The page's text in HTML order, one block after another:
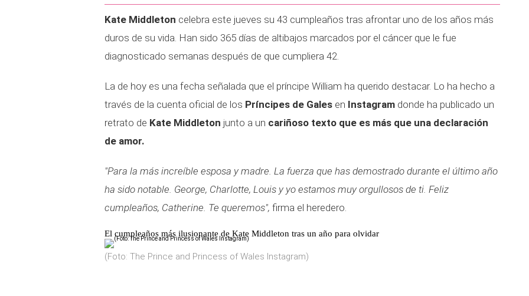
Kate Middleton celebra este jueves su 43 cumpleaños tras afrontar uno de los años más
duros de su vida. Han sido 365 días de altibajos marcados por el cáncer que le fue
diagnosticado semanas después de que cumpliera 42.
La de hoy es una fecha señalada que el príncipe William ha querido destacar. Lo ha hecho a
través de la cuenta oficial de los Príncipes de Gales en Instagram donde ha publicado un
retrato de Kate Middleton junto a un cariñoso texto que es más que una declaración
de amor.
"Para la más increíble esposa y madre. La fuerza que has demostrado durante el último año
ha sido notable. George, Charlotte, Louis y yo estamos muy orgullosos de ti. Feliz
cumpleaños, Catherine. Te queremos", firma el heredero.
El cumpleaños más ilusionante de Kate Middleton tras un año para olvidar
(Foto: The Prince and Princess of Wales Instagram)